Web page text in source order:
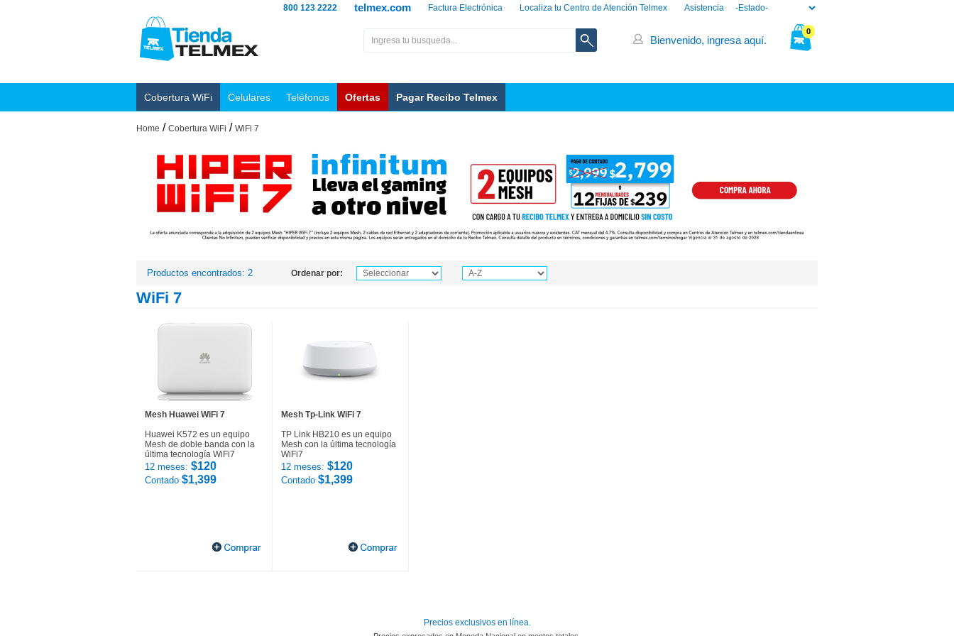
Asistencia
Localiza tu Centro de Atención Telmex
Factura Electrónica
telmex.com
800 123 2222
0
Bienvenido, ingresa aquí.
Cobertura WiFi Celulares Teléfonos Ofertas Pagar Recibo Telmex
Home / Cobertura WiFi / WiFi 7
Productos encontrados: 2 Ordenar por:
WiFi 7
Mesh Huawei WiFi 7
Huawei K572 es un equipo
Mesh de doble banda con la
última tecnología WiFi7
12 meses: $120
Contado $1,399
Mesh Tp-Link WiFi 7
TP Link HB210 es un equipo
Mesh con la última tecnología
WiFi7
12 meses: $120
Contado $1,399
Precios exclusivos en línea.